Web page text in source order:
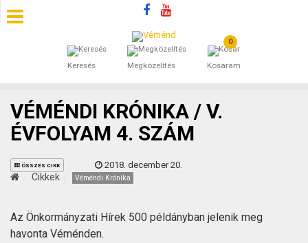
Keresés Megközelítés
0
Kosaram
SZÁLLÁSOK
ÁLTALÁNOS SZERZŐDÉSI FELTÉTELEK
KINCSES BARANYA VÉMÉND
VÉMÉNDI KRÓNIKA / V.
ÉVFOLYAM 4. SZÁM
ÖSSZES CIKK 2018. december 20.
Cikkek Véméndi Krónika
Az Önkormányzati Hírek 500 példányban jelenik meg
havonta Véménden.